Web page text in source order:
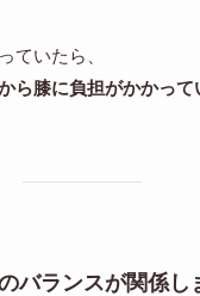
ていたら、
ら膝に負担がかかって
バランスが関係し